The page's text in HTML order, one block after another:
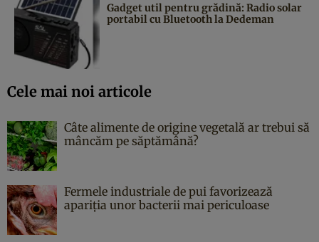
Gadget util pentru grădină: Radio solar
portabil cu Bluetooth la Dedeman
Cele mai noi articole
Câte alimente de origine vegetală ar trebui să
mâncăm pe săptămână?
Fermele industriale de pui favorizează
apariția unor bacterii mai periculoase